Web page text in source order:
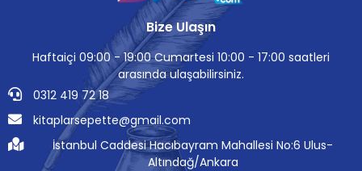
Bize Ulaşın
Haftaiçi 09:00 - 19:00 Cumartesi 10:00 - 17:00 saatleri
arasında ulaşabilirsiniz.
0312 419 72 18
kitaplarsepette@gmail.com
İstanbul Caddesi Hacıbayram Mahallesi No:6 Ulus-
Altındağ/Ankara